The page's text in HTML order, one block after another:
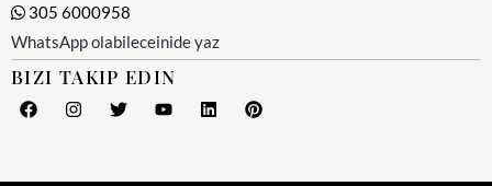
305 6000958
WhatsApp olabileceinide yaz
BIZI TAKIP EDIN